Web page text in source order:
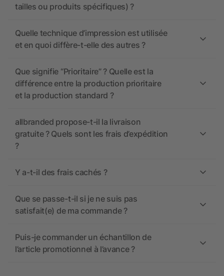
tailles ou produits spécifiques) ?
Quelle technique d’impression est utilisée
et en quoi diffère-t-elle des autres ?
Que signifie “Prioritaire” ? Quelle est la
différence entre la production prioritaire
et la production standard ?
allbranded propose-t-il la livraison
gratuite ? Quels sont les frais d’expédition
?
Y a-t-il des frais cachés ?
Que se passe-t-il si je ne suis pas
satisfait(e) de ma commande ?
Puis-je commander un échantillon de
l’article promotionnel à l’avance ?